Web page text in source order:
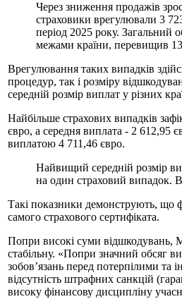
Через зниження продажів
страховики врегулювали 3
період 2025 року. Загальний
межами країни, перевищив
Врегулювання таких випадків
процедур, так і розміру
середній розмір виплат у різних
Найбільше страхових випадків
євро, а середня виплата - 2 612,95
виплатою 4 711,46 євро.
Найвищий середній розмір
на один страховий випадок.
Такі показники демонструють, що
самого страхового сертифіката.
Попри високі суми відшкодувань,
стабільну. «Попри значний обсяг
зобов’язань перед потерпілими та
відсутність штрафних санкцій
високу фінансову дисципліну